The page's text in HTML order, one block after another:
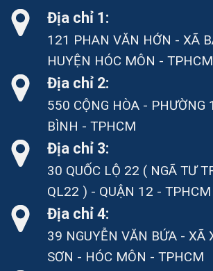
Địa chỉ 1:
121 PHAN VĂN HỚN - XÃ
HUYỆN HÓC MÔN - TPHCM
Địa chỉ 2:
550 CỘNG HÒA - PHƯỜNG
BÌNH - TPHCM
Địa chỉ 3:
30 QUỐC LỘ 22 ( NGÃ TƯ
QL22 ) - QUẬN 12 - TPHCM
Địa chỉ 4:
39 NGUYỄN VĂN BỨA - XÃ
SƠN - HÓC MÔN - TPHCM